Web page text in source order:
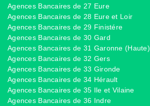
Agences Bancaires de 27 Eure
Agences Bancaires de 28 Eure et Loir
Agences Bancaires de 29 Finistére
Agences Bancaires de 30 Gard
Agences Bancaires de 31 Garonne (Haute)
Agences Bancaires de 32 Gers
Agences Bancaires de 33 Gironde
Agences Bancaires de 34 Hérault
Agences Bancaires de 35 Ile et Vilaine
Agences Bancaires de 36 Indre